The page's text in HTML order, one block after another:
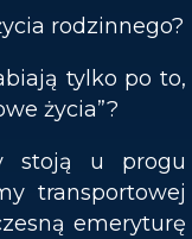
rodzinnego?
tylko po to,
życia”?
stoją u progu
transportowej
emeryturę